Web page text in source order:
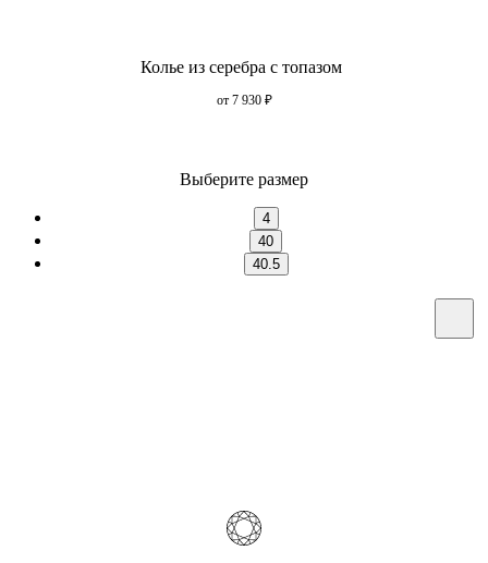
Колье из серебра с топазом
от 7 930 ₽
Выберите размер
4
40
40.5